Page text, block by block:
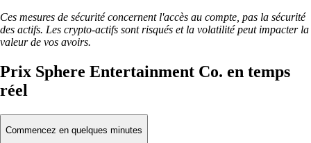
Ces mesures de sécurité concernent l'accès au compte, pas la sécurité
des actifs. Les crypto-actifs sont risqués et la volatilité peut impacter la
valeur de vos avoirs.
Prix Sphere Entertainment Co. en temps
réel
Commencez en quelques minutes